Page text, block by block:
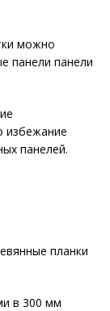
можно
панели панели
избежание
панелей.
планки
в 300 мм